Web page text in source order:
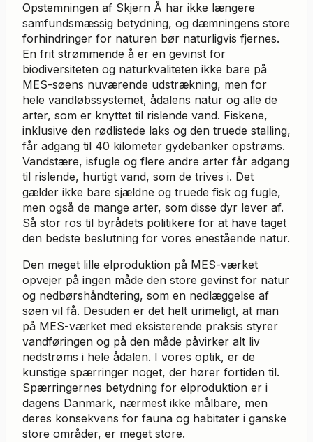
Opstemningen af Skjern Å har ikke længere
samfundsmæssig betydning, og dæmningens store
forhindringer for naturen bør naturligvis fjernes.
En frit strømmende å er en gevinst for
biodiversiteten og naturkvaliteten ikke bare på
MES-søens nuværende udstrækning, men for
hele vandløbssystemet, ådalens natur og alle de
arter, som er knyttet til rislende vand. Fiskene,
inklusive den rødlistede laks og den truede stalling,
får adgang til 40 kilometer gydebanker opstrøms.
Vandstære, isfugle og flere andre arter får adgang
til rislende, hurtigt vand, som de trives i. Det
gælder ikke bare sjældne og truede fisk og fugle,
men også de mange arter, som disse dyr lever af.
Så stor ros til byrådets politikere for at have taget
den bedste beslutning for vores enestående natur.
Den meget lille elproduktion på MES-værket
opvejer på ingen måde den store gevinst for natur
og nedbørshåndtering, som en nedlæggelse af
søen vil få. Desuden er det helt urimeligt, at man
på MES-værket med eksisterende praksis styrer
vandføringen og på den måde påvirker alt liv
nedstrøms i hele ådalen. I vores optik, er de
kunstige spærringer noget, der hører fortiden til.
Spærringernes betydning for elproduktion er i
dagens Danmark, nærmest ikke målbare, men
deres konsekvens for fauna og habitater i ganske
store områder, er meget store.